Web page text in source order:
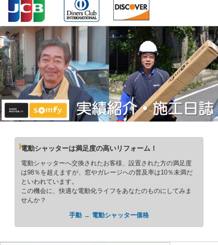
電動シャッターは満足度の高いリフォーム！
電動シャッターへ交換されたお客様、設置された方の満足度
は98％を超えますが、窓やガレージへの普及率は10％未満だ
といわれています。
この機会に、快適な電動化ライフをあなたのものにしてみま
せんか？
手動 → 電動シャッター価格